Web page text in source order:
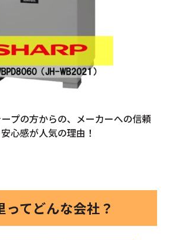
プの方からの、メーカーへの信頼
心感が人気の理由！
ってどんな会社？